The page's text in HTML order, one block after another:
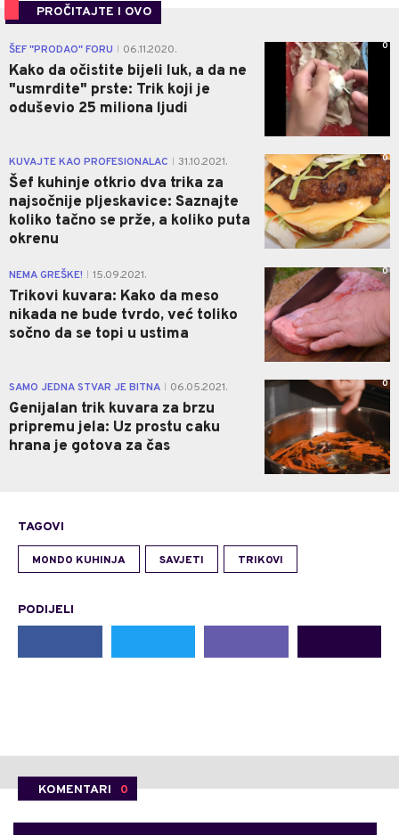
PROČITAJTE I OVO
ŠEF "PRODAO" FORU 06.11.2020.
Kako da očistite bijeli luk, a da ne
"usmrdite" prste: Trik koji je
oduševio 25 miliona ljudi
0
KUVAJTE KAO PROFESIONALAC 31.10.2021.
Šef kuhinje otkrio dva trika za
najsočnije pljeskavice: Saznajte
koliko tačno se prže, a koliko puta
okrenu
0
NEMA GREŠKE! 15.09.2021.
Trikovi kuvara: Kako da meso
nikada ne bude tvrdo, već toliko
sočno da se topi u ustima
0
SAMO JEDNA STVAR JE BITNA 06.05.2021.
Genijalan trik kuvara za brzu
pripremu jela: Uz prostu caku
hrana je gotova za čas
0
TAGOVI
MONDO KUHINJA SAVJETI TRIKOVI
PODIJELI
KOMENTARI 0